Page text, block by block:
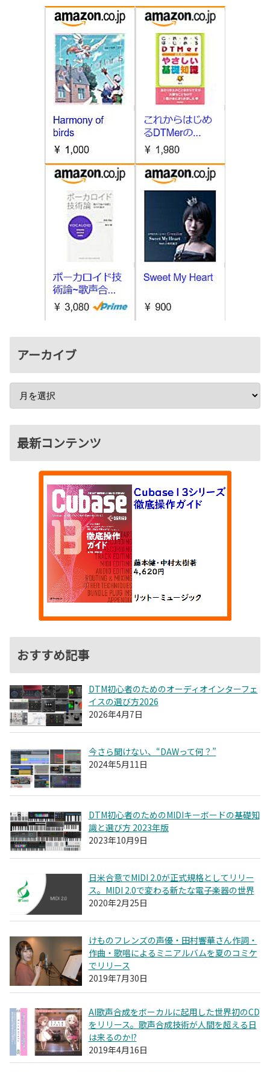
アーカイブ
最新コンテンツ
おすすめ記事
DTM初心者のためのオーディオインターフェ
イスの選び方2026
2026年4月7日
今さら聞けない、“DAWって何？”
2024年5月11日
DTM初心者のためのMIDIキーボードの基礎知
識と選び方 2023年版
2023年10月9日
日米合意でMIDI 2.0が正式規格としてリリー
ス。MIDI 2.0で変わる新たな電子楽器の世界
2020年2月25日
けものフレンズの声優・田村響華さん作詞・
作曲・歌唱によるミニアルバムを夏のコミケ
でリリース
2019年7月30日
AI歌声合成をボーカルに起用した世界初のCD
をリリース。歌声合成技術が人間を超える日
は来るのか!?
2019年4月16日